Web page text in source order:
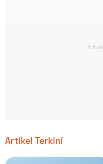
Artikel Terkini